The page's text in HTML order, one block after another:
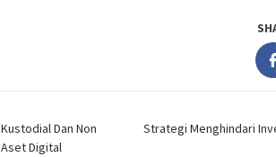
Dan Non
Digital
Strategi Menghindari